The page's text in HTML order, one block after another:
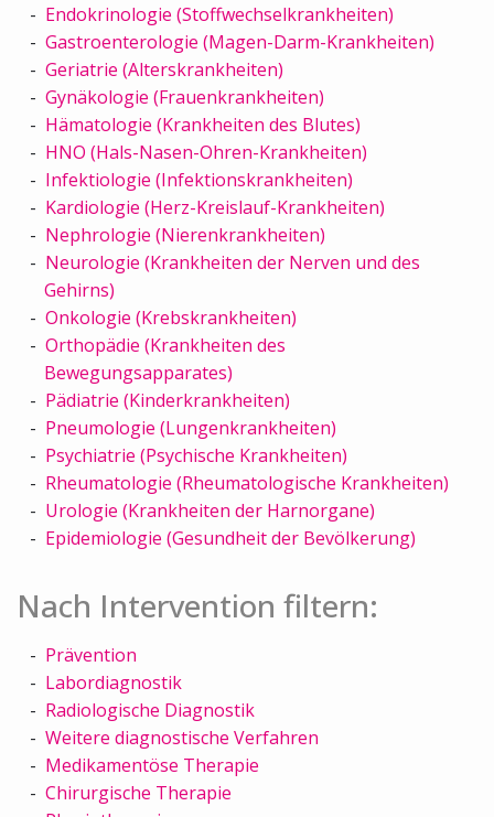
Endokrinologie (Stoffwechselkrankheiten)
Gastroenterologie (Magen-Darm-Krankheiten)
Geriatrie (Alterskrankheiten)
Gynäkologie (Frauenkrankheiten)
Hämatologie (Krankheiten des Blutes)
HNO (Hals-Nasen-Ohren-Krankheiten)
Infektiologie (Infektionskrankheiten)
Kardiologie (Herz-Kreislauf-Krankheiten)
Nephrologie (Nierenkrankheiten)
Neurologie (Krankheiten der Nerven und des
Gehirns)
Onkologie (Krebskrankheiten)
Orthopädie (Krankheiten des
Bewegungsapparates)
Pädiatrie (Kinderkrankheiten)
Pneumologie (Lungenkrankheiten)
Psychiatrie (Psychische Krankheiten)
Rheumatologie (Rheumatologische Krankheiten)
Urologie (Krankheiten der Harnorgane)
Epidemiologie (Gesundheit der Bevölkerung)
Nach Intervention filtern:
Prävention
Labordiagnostik
Radiologische Diagnostik
Weitere diagnostische Verfahren
Medikamentöse Therapie
Chirurgische Therapie